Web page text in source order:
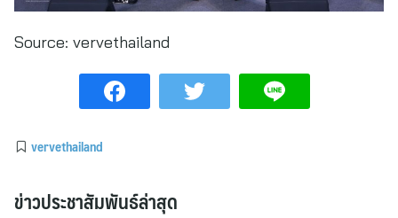
Source: vervethailand
vervethailand
ข่าวประชาสัมพันธ์ล่าสุด